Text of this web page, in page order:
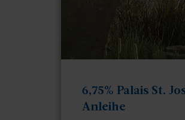
6,75% Palais St.
Anleihe